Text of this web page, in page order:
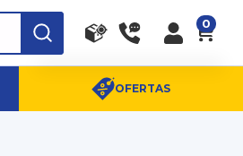
Canais de Atendimento
(11) 96359-6656
SAC:(11) 4003-0880
0
OFERTAS